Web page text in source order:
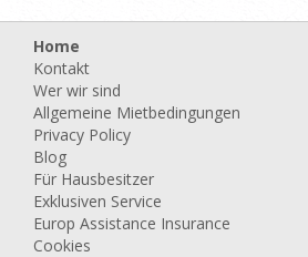
Home
Kontakt
Wer wir sind
Allgemeine Mietbedingungen
Privacy Policy
Blog
Für Hausbesitzer
Exklusiven Service
Europ Assistance Insurance
Cookies